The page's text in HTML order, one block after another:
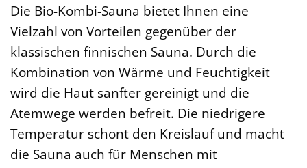
Die Bio-Kombi-Sauna bietet Ihnen eine
Vielzahl von Vorteilen gegenüber der
klassischen finnischen Sauna. Durch die
Kombination von Wärme und Feuchtigkeit
wird die Haut sanfter gereinigt und die
Atemwege werden befreit. Die niedrigere
Temperatur schont den Kreislauf und macht
die Sauna auch für Menschen mit